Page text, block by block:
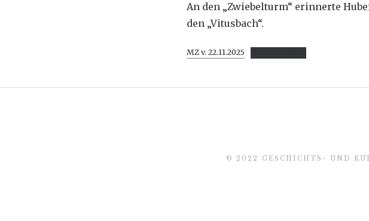
An den „Zwiebelturm“ erinnerte
den „Vitusbach“.
MZ v. 22.11.2025
© 2022 GESCHICHTS- UND